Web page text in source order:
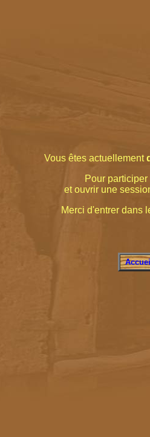
Vous êtes actuellement
Pour
et ouvrir une
Merci d'entrer dans